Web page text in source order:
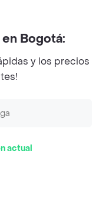
reserved.
Bogotá:
y los precios
actual